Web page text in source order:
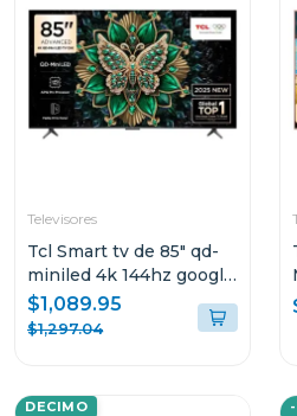
Televisores
Tcl Smart tv de 85" qd-
miniled 4k 144hz google
tv c6k
$1,089.95
$1,297.04
DECIMO